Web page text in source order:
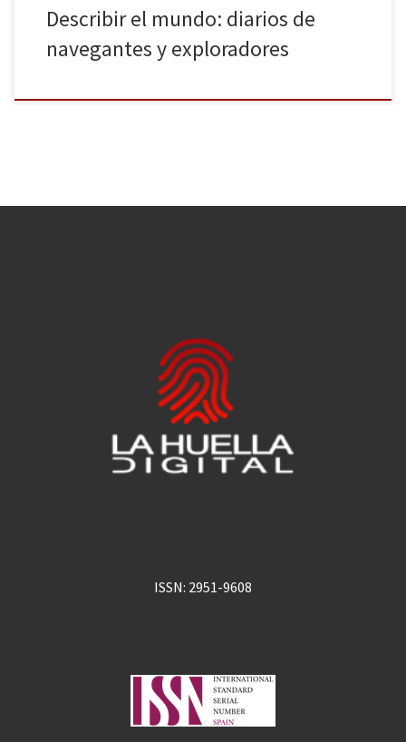
Describir el mundo: diarios de
navegantes y exploradores
ISSN: 2951-9608